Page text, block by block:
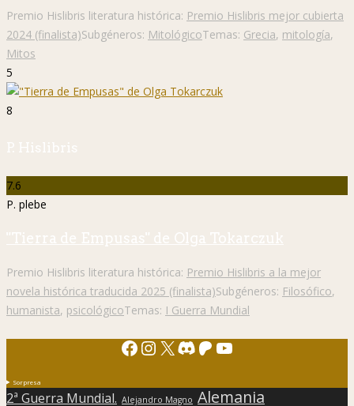
Premio Hislibris literatura histórica: Premio Hislibris mejor cubierta
2024 (finalista)Subgéneros: MitológicoTemas: Grecia, mitología,
Mitos
5
8
P. Hislibris
7.6
P. plebe
"Tierra de Empusas" de Olga Tokarczuk
Premio Hislibris literatura histórica: Premio Hislibris a la mejor
novela histórica traducida 2025 (finalista)Subgéneros: Filosófico,
humanista, psicológicoTemas: I Guerra Mundial
Facebook
Instagram
X Discord
Patreon
YouTube
Sorpresa
2ª Guerra Mundial. Alejandro Magno Alemania